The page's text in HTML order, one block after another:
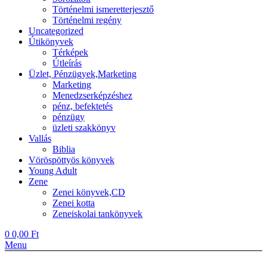
Történelmi ismeretterjesztő
Történelmi regény
Uncategorized
Útikönyvek
Térképek
Útleírás
Üzlet, Pénzügyek,Marketing
Marketing
Menedzserképzéshez
pénz, befektetés
pénzügy
üzleti szakkönyv
Vallás
Biblia
Vöröspöttyös könyvek
Young Adult
Zene
Zenei könyvek,CD
Zenei kotta
Zeneiskolai tankönyvek
0 0,00 Ft
Menu